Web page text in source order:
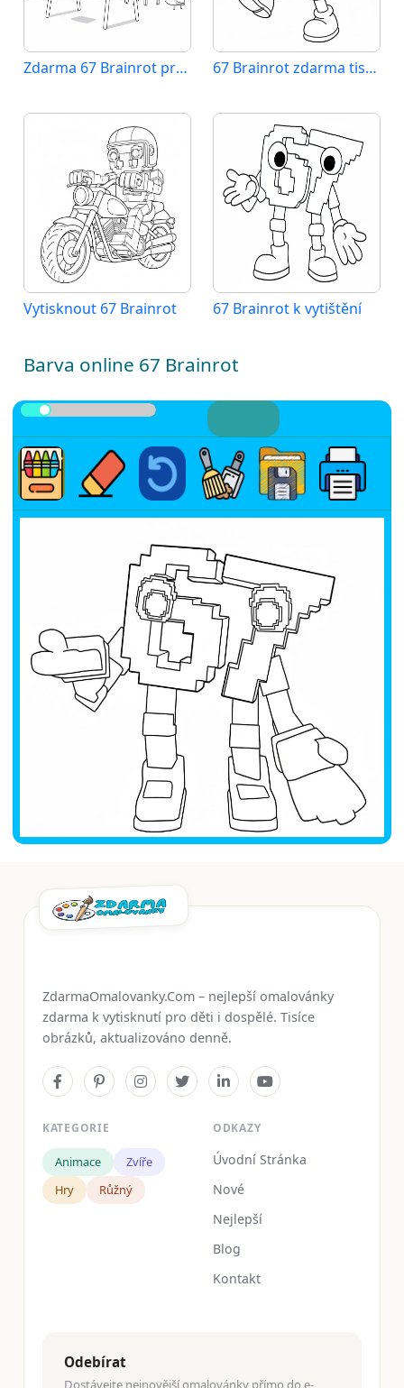
Zdarma 67 Brainrot pro děti 67 Brainrot zdarma tisknutelný
Vytisknout 67 Brainrot 67 Brainrot k vytištění
Barva online 67 Brainrot
ZdarmaOmalovanky.Com – nejlepší omalovánky
zdarma k vytisknutí pro děti i dospělé. Tisíce
obrázků, aktualizováno denně.
KATEGORIE
Animace
Zvíře
Hry
Růžný
ODKAZY
Úvodní Stránka
Nové
Nejlepší
Blog
Kontakt
Odebírat
Dostávejte nejnovější omalovánky přímo do e-